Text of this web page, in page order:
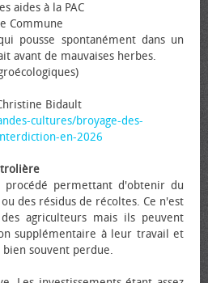
aides à la PAC
Commune
pousse spontanément dans un
avant de mauvaises herbes.
Bidault
cultures/broyage-des-
en-2026
procédé permettant d'obtenir du
des résidus de récoltes. Ce n'est
agriculteurs mais ils peuvent
supplémentaire à leur travail et
souvent perdue.